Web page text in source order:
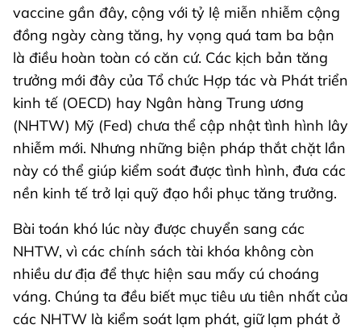
vaccine gần đây, cộng với tỷ lệ miễn nhiễm cộng
đồng ngày càng tăng, hy vọng quá tam ba bận
là điều hoàn toàn có căn cứ. Các kịch bản tăng
trưởng mới đây của Tổ chức Hợp tác và Phát triển
kinh tế (OECD) hay Ngân hàng Trung ương
(NHTW) Mỹ (Fed) chưa thể cập nhật tình hình lây
nhiễm mới. Nhưng những biện pháp thắt chặt lần
này có thể giúp kiểm soát được tình hình, đưa các
nền kinh tế trở lại quỹ đạo hồi phục tăng trưởng.
Bài toán khó lúc này được chuyển sang các
NHTW, vì các chính sách tài khóa không còn
nhiều dư địa để thực hiện sau mấy cú choáng
váng. Chúng ta đều biết mục tiêu ưu tiên nhất của
các NHTW là kiểm soát lạm phát, giữ lạm phát ở